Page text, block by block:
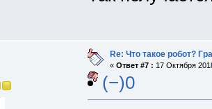
Re: Что такое робот?
« Ответ #7 : 17 Октября
(−)0